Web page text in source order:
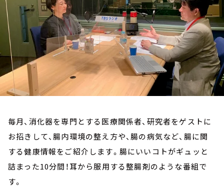
会社情報
毎月、消化器を専門とする医療関係者、研究者をゲストに
お招きして、腸内環境の整え方や、腸の病気など、腸に関
する健康情報をご紹介します。腸にいいコトがギュッと
詰まった10分間！耳から服用する整腸剤のような番組で
す。